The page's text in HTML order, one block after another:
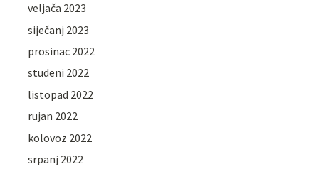
veljača 2023
siječanj 2023
prosinac 2022
studeni 2022
listopad 2022
rujan 2022
kolovoz 2022
srpanj 2022